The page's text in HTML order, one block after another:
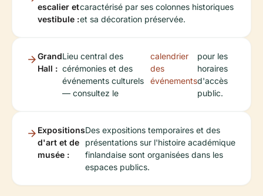
escalier et
vestibule :
caractérisé par ses colonnes historiques
et sa décoration préservée.
Grand
Hall :
Lieu central des
cérémonies et des
événements culturels
— consultez le
calendrier
des
événements
pour les
horaires
d'accès
public.
Expositions
d'art et de
musée :
Des expositions temporaires et des
présentations sur l'histoire académique
finlandaise sont organisées dans les
espaces publics.